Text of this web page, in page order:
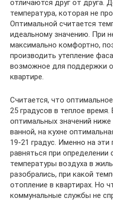
отличаются друг от друга.
температура, которая не
Оптимальной считается
идеальному значению. При
максимально комфортно,
производить утепление
возможное для поддержки
квартире.
Считается, что
25 градусов в теплое
оптимальных значений ниже
ванной, на кухне
19-21 градус. Именно на
равняться при
температуры воздуха в
разобрались, при какой
отопление в квартирах. Но
коммунальные службы не